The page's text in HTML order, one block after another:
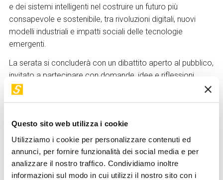
Questo sito web utilizza i cookie
Utilizziamo i cookie per personalizzare contenuti ed
annunci, per fornire funzionalità dei social media e per
analizzare il nostro traffico. Condividiamo inoltre
informazioni sul modo in cui utilizzi il nostro sito con i
e dei sistemi intelligenti nel costruire un futuro più
consapevole e sostenibile, tra rivoluzioni digitali, nuovi
modelli industriali e impatti sociali delle tecnologie
emergenti.
La serata si concluderà con un dibattito aperto al pubblico,
invitato a partecipare con domande, idee e riflessioni.